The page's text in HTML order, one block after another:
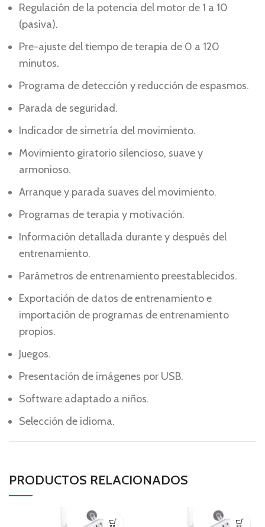
Regulación de la potencia del motor de 1 a 10
(pasiva).
Pre-ajuste del tiempo de terapia de 0 a 120
minutos.
Programa de detección y reducción de espasmos.
Parada de seguridad.
Indicador de simetría del movimiento.
Movimiento giratorio silencioso, suave y
armonioso.
Arranque y parada suaves del movimiento.
Programas de terapia y motivación.
Información detallada durante y después del
entrenamiento.
Parámetros de entrenamiento preestablecidos.
Exportación de datos de entrenamiento e
importación de programas de entrenamiento
propios.
Juegos.
Presentación de imágenes por USB.
Software adaptado a niños.
Selección de idioma.
PRODUCTOS RELACIONADOS